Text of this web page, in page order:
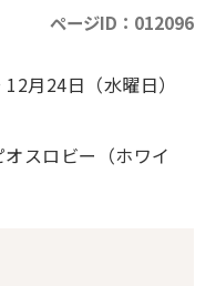
ページID：012096
月24日（水曜日）
スロビー（ホワイ